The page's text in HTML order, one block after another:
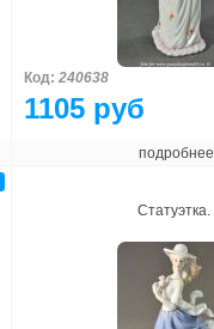
Код: 240638
1105 руб
подробнее
Статуэтка.